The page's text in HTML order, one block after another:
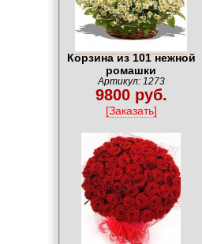
Корзина из 101 нежной
ромашки
Артикул: 1273
9800 руб.
[Заказать]